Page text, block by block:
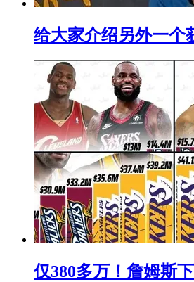
给大家介绍另外一个
仅380多万！詹姆斯